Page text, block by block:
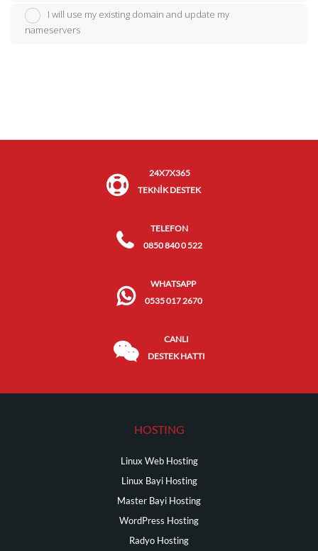
I will use my existing domain and update my
nameservers
24X7X365
TEKNİK DESTEK
TELEFON
0850 840 0 522
WHATSAPP
0535 017 2670
CANLI
DESTEK HATTI
HOSTING
Linux Web Hosting
Linux Bayi Hosting
Master Bayi Hosting
WordPress Hosting
Radyo Hosting